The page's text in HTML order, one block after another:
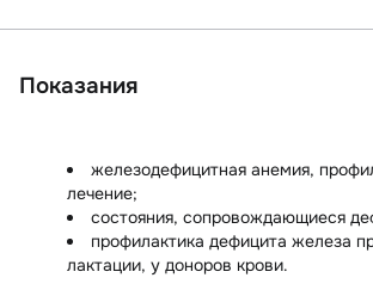
Показания
железодефицитная анемия,
лечение;
состояния, сопровождающиеся
профилактика дефицита железа
лактации, у доноров крови.